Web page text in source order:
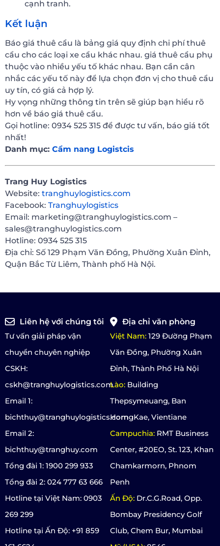
cạnh tranh.
Kết luận
Báo giá thuê cẩu là bảng giá quy định chi phí thuê
cẩu cho các loại xe cẩu khác nhau. giá thuê cẩu phụ
thuộc vào nhiều yếu tố khác nhau. Bạn cần cân
nhắc các yếu tố này để lựa chọn đơn vị cho thuê cẩu
uy tín, có giá cả hợp lý.
Hy vọng những thông tin trên sẽ giúp bạn hiểu rõ
hơn về báo giá thuê cẩu.
Gọi hotline: 0934 525 315 để được tư vấn, báo giá tốt
nhất!
Danh mục: Cẩm nang Logistcis
Trang Huy Logistics
Website: tranghuylogistics.com
Facebook: Tranghuylogistics
Email: marketing@tranghuylogistics.com –
sales@tranghuylogistics.com
Hotline: 0934 525 315
Địa chỉ: Số 129 Phạm Văn Đồng, Phường Xuân Đỉnh,
Quận Bắc Từ Liêm, Thành phố Hà Nội.
Liên hệ với chúng tôi
Tư vấn giải pháp vận
chuyển chuyên nghiệp
CSKH:
cskh@tranghuylogistics.com
Email 1:
bichthuy@tranghuylogistics.com
Email 2:
bichthuy@tranghuy.com
Tổng đài 1: 1900 299 933
Tổng đài 2: 024 777 63 666
Hotline tại Việt Nam: 0903
269 299
Hotline tại Ấn Độ: +91 859
Địa chỉ văn phòng
Việt Nam: 129 Đường Phạm
Văn Đồng, Phường Xuân
Đỉnh, Thành Phố Hà Nội
Lào: Building
Thepsymeuang, Ban
HorngKae, Vientiane
Campuchia: RMT Business
Center, #20EO, St. 123, Khan
Chamkarmorn, Phnom
Penh
Ấn Độ: Dr.C.G.Road, Opp.
Bombay Presidency Golf
Club, Chem Bur, Mumbai